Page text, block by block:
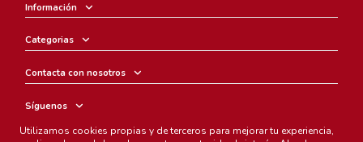
Información
Categorias
Contacta con nosotros
Síguenos
Boletín
Utilizamos cookies propias y de terceros para mejorar tu experiencia,